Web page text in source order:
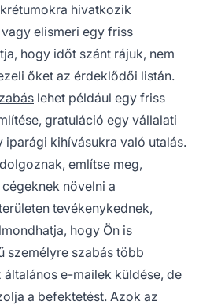
hivatkozik
elismeri egy friss
hogy időt szánt rájuk, nem
őket az érdeklődői listán.
lehet például egy friss
gratuláció egy vállalati
kihívásukra való utalás.
említse meg,
növelni a
tevékenykednek,
hogy Ön is
személyre szabás több
e-mailek küldése, de
a befektetést. Azok az